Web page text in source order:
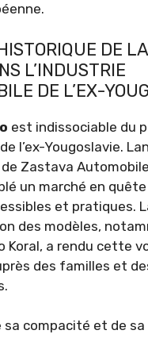
DE
L’INDUSTRIE
DE L’EX-
est indissociable du
l’ex-Yougoslavie.
de Zastava
un marché en
et pratiques.
des modèles,
Koral, a rendu cette
des familles et
sa compacité et de